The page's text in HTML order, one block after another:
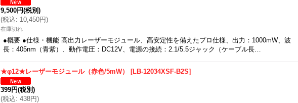
9,500円(税別)
(税込: 10,450円)
在庫切れ
●概要 ●仕様・機能 高出力レーザーモジュール、高安定性を備えたプロ仕様、出力：1000mW、波
長：405nm（青紫）、動作電圧：DC12V、電源の接続：2.1/5.5ジャック（ケーブル長…
★φ12★レーザーモジュール（赤色/5mW） [LB-12034XSF-B2S]
399円(税別)
(税込: 438円)